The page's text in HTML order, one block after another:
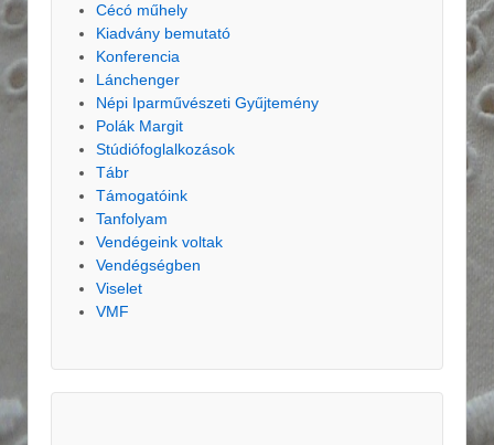
Cécó műhely
Kiadvány bemutató
Konferencia
Lánchenger
Népi Iparművészeti Gyűjtemény
Polák Margit
Stúdiófoglalkozások
Tábr
Támogatóink
Tanfolyam
Vendégeink voltak
Vendégségben
Viselet
VMF